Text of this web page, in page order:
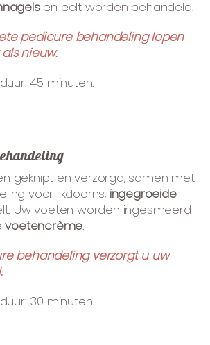
en eelt worden behandeld.
pedicure behandeling lopen
nieuw.
45 minuten.
geknipt en verzorgd, samen met
voor likdoorns, ingegroeide
Uw voeten worden ingesmeerd
voetencrème.
behandeling verzorgt u uw
30 minuten.